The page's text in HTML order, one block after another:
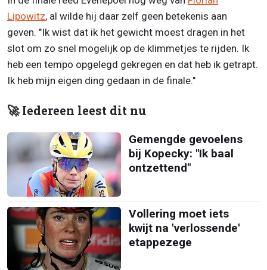
Lipowitz, al wilde hij daar zelf geen betekenis aan
geven. "Ik wist dat ik het gewicht moest dragen in het
slot om zo snel mogelijk op de klimmetjes te rijden. Ik
heb een tempo opgelegd gekregen en dat heb ik getrapt.
Ik heb mijn eigen ding gedaan in de finale."
🚀 Iedereen leest dit nu
Gemengde gevoelens
bij Kopecky: "Ik baal
ontzettend"
Vollering moet iets
kwijt na 'verlossende'
etappezege